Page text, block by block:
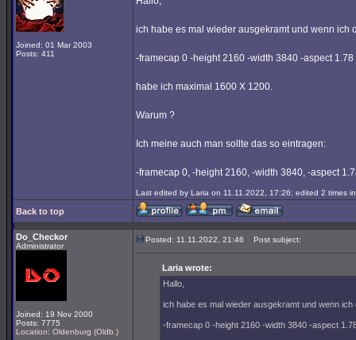
Joined: 01 Mar 2003
Posts: 411
ich habe es mal wieder ausgekramt und wenn ich
-framecap 0 -height 2160 -width 3840 -aspect 1.78
habe ich maximal 1600 X 1200.
Warum ?
Ich meine auch man sollte das so eintragen:
-framecap 0, -height 2160, -width 3840, -aspect
Last edited by Laria on 11.11.2022, 17:26; edited 2 times
Back to top
Do_Checkor
Administrator
Joined: 19 Nov 2000
Posts: 7775
Location: Oldenburg (Oldb.)
Posted: 11.11.2022, 21:46 Post subject:
Laria wrote:
Hallo,
ich habe es mal wieder ausgekramt und wenn
-framecap 0 -height 2160 -width 3840 -aspect